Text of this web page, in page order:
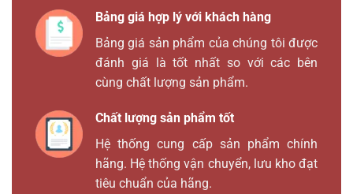
Bảng giá hợp lý với khách hàng
Bảng giá sản phẩm của chúng tôi được
đánh giá là tốt nhất so với các bên
cùng chất lượng sản phẩm.
Chất lượng sản phẩm tốt
Hệ thống cung cấp sản phẩm chính
hãng. Hệ thống vận chuyển, lưu kho đạt
tiêu chuẩn của hãng.